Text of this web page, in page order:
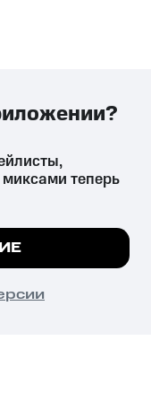
вред здоровью,
все
теперь